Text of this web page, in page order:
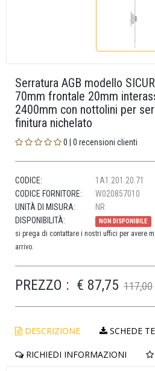
Serratura AGB modello
70mm frontale 20mm
2400mm con nottolini per
finitura nichelato
0 | 0 recensioni clienti
CODICE:
1A1.201.20.71
CODICE FORNITORE:
W020857010
UNITÀ DI MISURA:
NR
DISPONIBILITÀ:
NON DISPONIBILE
si prega di contattare i nostri uffici per avere
arrivo.
PREZZO : € 87,75 117,00
DESCRIZIONE SCHEDE
RICHIEDI INFORMAZIONI